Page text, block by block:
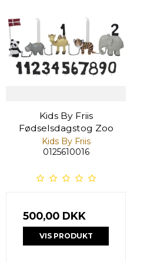
Kids By Friis
Fødselsdagstog Zoo
Kids By Friis
0125610016
500,00 DKK
VIS PRODUKT